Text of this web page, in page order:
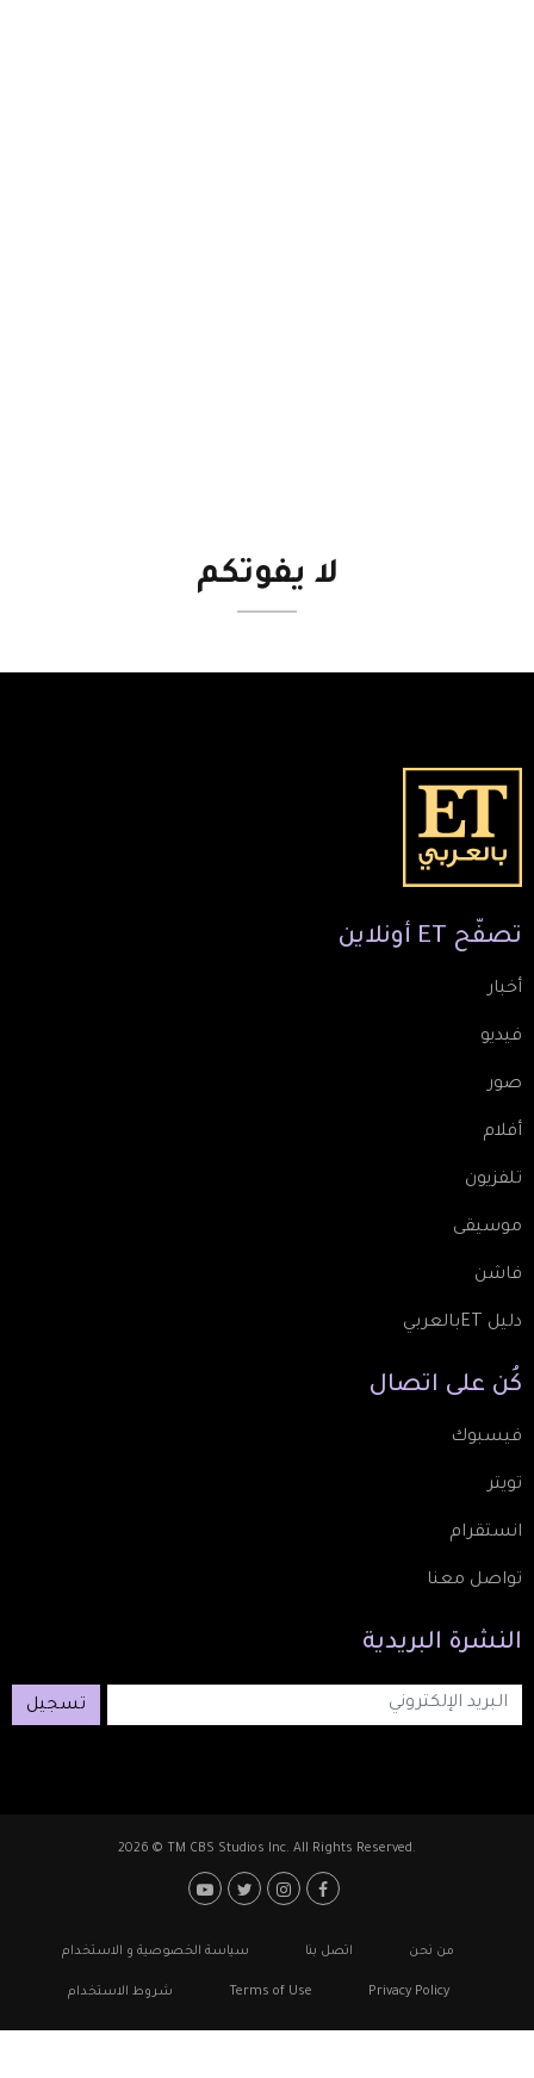
لا يفوتكم
تصفّح ET أونلاين
أخبار
فيديو
صور
أفلام
تلفزيون
موسيقى
فاشن
دليل ETبالعربي
كُن على اتصال
فيسبوك
تويتر
انستقرام
تواصل معنا
النشرة البريدية
تسجيل
2026 © TM CBS Studios Inc. All Rights Reserved.
Footer: Social Media
من نحن اتصل بنا سياسة الخصوصية و الاستخدام
Privacy Policy
Terms of Use شروط الاستخدام